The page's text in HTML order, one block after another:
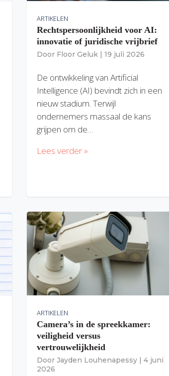
ARTIKELEN
Rechtspersoonlijkheid voor AI:
innovatie of juridische vrijbrief
Door Floor Geluk | 19 juli 2026
De ontwikkeling van Artificial
Intelligence (AI) bevindt zich in een
nieuw stadium. Terwijl
ondernemers massaal de kans
grijpen om de…
Lees verder »
ARTIKELEN
Camera’s in de spreekkamer:
veiligheid versus
vertrouwelijkheid
Door Jayden Louhenapessy | 4 juni
2026